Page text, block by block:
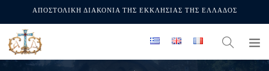
ΑΠΟΣΤΟΛΙΚΗ ΔΙΑΚΟΝΙΑ ΤΗΣ ΕΚΚΛΗΣΙΑΣ ΤΗΣ ΕΛΛΑΔΟΣ